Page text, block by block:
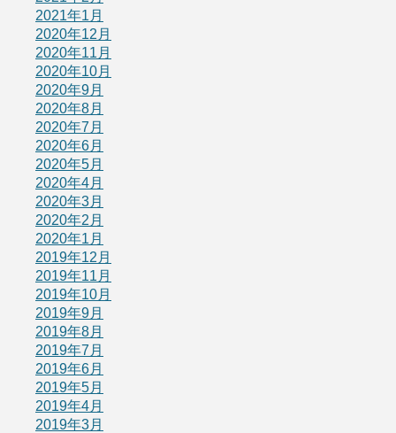
2021年1月
2020年12月
2020年11月
2020年10月
2020年9月
2020年8月
2020年7月
2020年6月
2020年5月
2020年4月
2020年3月
2020年2月
2020年1月
2019年12月
2019年11月
2019年10月
2019年9月
2019年8月
2019年7月
2019年6月
2019年5月
2019年4月
2019年3月